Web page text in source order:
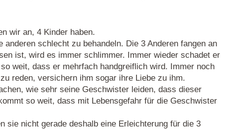
wir an, 4 Kinder haben.
anderen schlecht zu behandeln. Die 3 Anderen fangen an
ist, wird es immer schlimmer. Immer wieder schadet er
weit, dass er mehrfach handgreiflich wird. Immer noch
reden, versichern ihm sogar ihre Liebe zu ihm.
wie sehr seine Geschwister leiden, dass dieser
so weit, dass mit Lebensgefahr für die Geschwister
sie nicht gerade deshalb eine Erleichterung für die 3